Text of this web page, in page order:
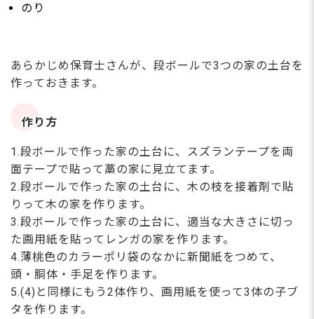
のり
あらかじめ保育士さんが、段ボールで3つの家の土台を
作っておきます。
作り方
1.段ボールで作った家の土台に、スズランテープを両
面テープで貼って藁の家に見立てます。
2.段ボールで作った家の土台に、木の枝を接着剤で貼
りって木の家を作ります。
3.段ボールで作った家の土台に、適当な大きさに切っ
た画用紙を貼ってレンガの家を作ります。
4.薄桃色のカラーポリ袋のなかに新聞紙をつめて、
頭・胴体・手足を作ります。
5.(4)と同様にもう2体作り、画用紙を使って3体の子ブ
タを作ります。